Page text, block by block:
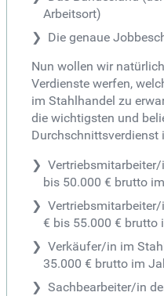
Arbeitsort)
Die genaue
Nun wollen wir
Verdienste werfen,
im Stahlhandel zu
die wichtigsten und
Durchschnittsverdienst
bis 50.000 € brutto
€ bis 55.000 € brutto
Verkäufer/in im
35.000 € brutto im
Sachbearbeiter/in